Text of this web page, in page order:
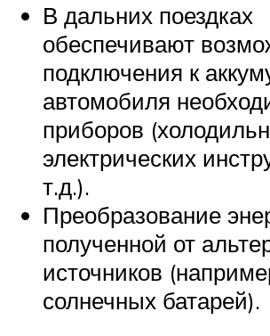
В дальних поездках
обеспечивают
подключения к
автомобиля
приборов
электрических
т.д.).
Преобразование
полученной от
источников
солнечных батарей).